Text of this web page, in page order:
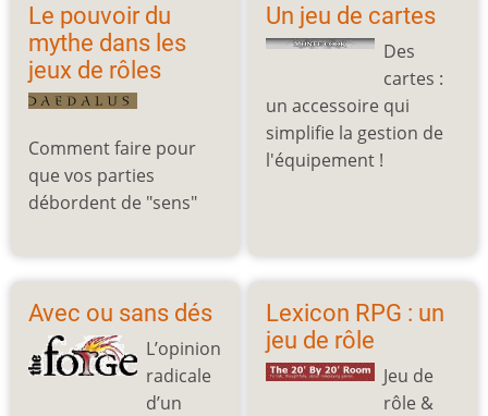
Le pouvoir du
mythe dans les
jeux de rôles
Comment faire pour
que vos parties
débordent de "sens"
Un jeu de cartes
Des
cartes :
un accessoire qui
simplifie la gestion de
l'équipement !
Avec ou sans dés
L’opinion
radicale
d’un
Lexicon RPG : un
jeu de rôle
Jeu de
rôle &